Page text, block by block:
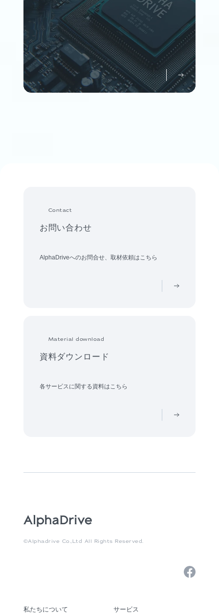
Contact
お問い合わせ
AlphaDriveへのお問合せ、取材依頼はこちら
Material download
資料ダウンロード
各サービスに関する資料はこちら
©Alphadrive Co.,Ltd All Rights Reserved.
私たちについて サービス